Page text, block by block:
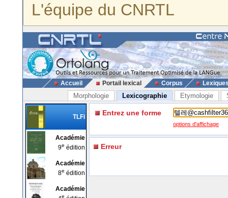
L'équipe du CNRTL
Accueil Portail lexical Corpus
Morphologie Lexicographie Etymologie
TLFi
Académie
9e édition
Académie
8e édition
Académie
e
Entrez une forme
options d'affichage
Erreur